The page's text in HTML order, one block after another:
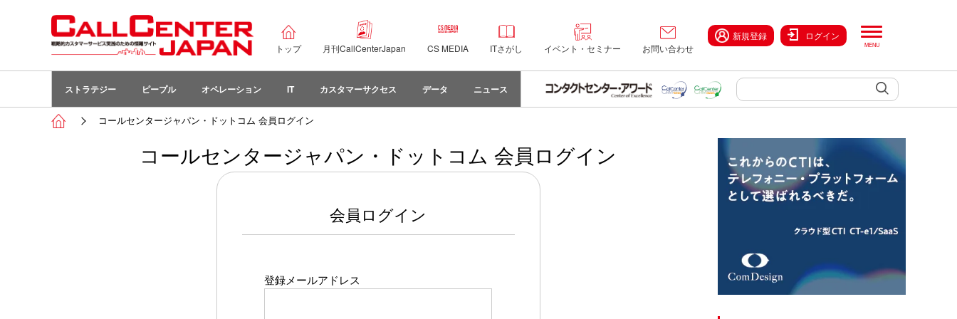
トップ 月刊CallCenterJapan CS MEDIA ITさがし イベント・セミナー お問い合わせ
新規登録 ログイン
ストラテジー ピープル オペレーション IT カスタマーサクセス データ ニュース
コールセンタージャパン・ドットコム 会員ログイン
コールセンタージャパン・ドットコム 会員ログイン
会員ログイン
登録メールアドレス